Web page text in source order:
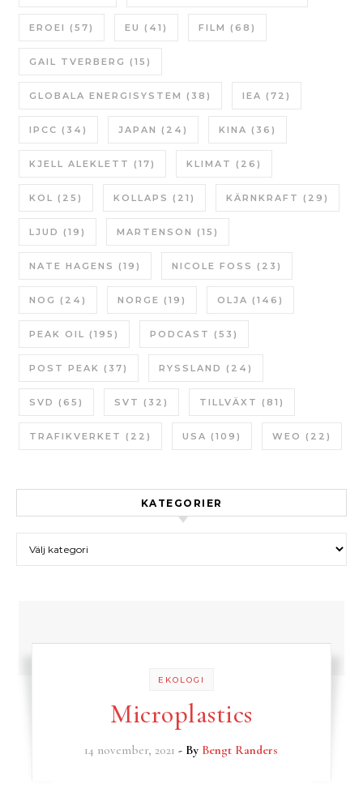
EROEI (57) EU (41) FILM (68)
GAIL TVERBERG (15)
GLOBALA ENERGISYSTEM (38) IEA (72)
IPCC (34) JAPAN (24) KINA (36)
KJELL ALEKLETT (17) KLIMAT (26)
KOL (25) KOLLAPS (21) KÄRNKRAFT (29)
LJUD (19) MARTENSON (15)
NATE HAGENS (19) NICOLE FOSS (23)
NOG (24) NORGE (19) OLJA (146)
PEAK OIL (195) PODCAST (53)
POST PEAK (37) RYSSLAND (24)
SVD (65) SVT (32) TILLVÄXT (81)
TRAFIKVERKET (22) USA (109) WEO (22)
KATEGORIER
EKOLOGI
Microplastics
14 november, 2021 - By Bengt Randers